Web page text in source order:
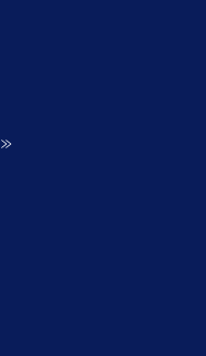
»